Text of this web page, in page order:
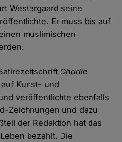
Westergaard seine
Er muss bis auf
muslimischen
Charlie
Kunst- und
veröffentlichte ebenfalls
Zeichnungen und dazu
der Redaktion hat das
bezahlt. Die